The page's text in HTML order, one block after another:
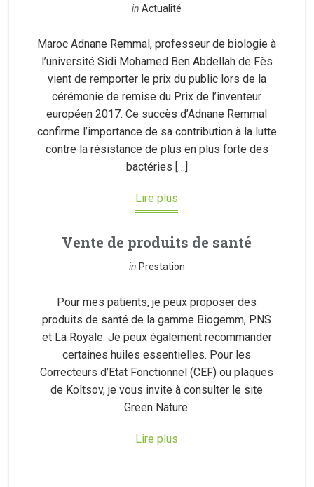
inActualité
Maroc Adnane Remmal, professeur de biologie à
l’université Sidi Mohamed Ben Abdellah de Fès
vient de remporter le prix du public lors de la
cérémonie de remise du Prix de l’inventeur
européen 2017. Ce succès d’Adnane Remmal
confirme l’importance de sa contribution à la lutte
contre la résistance de plus en plus forte des
bactéries […]
Lire plus
Vente de produits de santé
in Prestation
Pour mes patients, je peux proposer des
produits de santé de la gamme Biogemm, PNS
et La Royale. Je peux également recommander
certaines huiles essentielles. Pour les
Correcteurs d’Etat Fonctionnel (CEF) ou plaques
de Koltsov, je vous invite à consulter le site
Green Nature.
Lire plus